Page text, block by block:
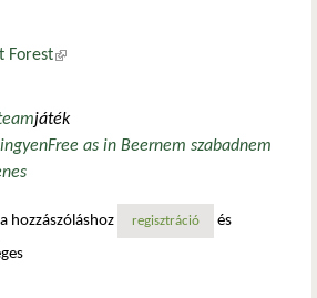
Forest(külső hivatkozás)
játék
ingyenFree as in Beernem szabadnem
játékok a steam-en és az epic-en tartalommal
a hozzászóláshoz regisztráció és